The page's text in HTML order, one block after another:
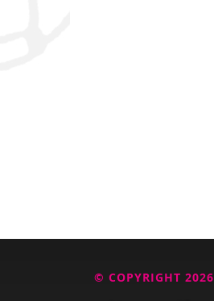
© COPYRIGHT 2026